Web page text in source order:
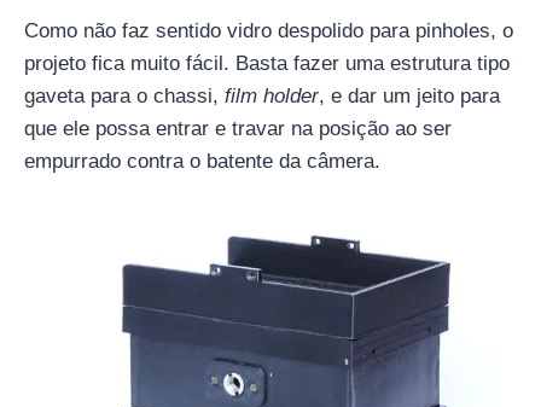
Como não faz sentido vidro despolido para pinholes, o
projeto fica muito fácil. Basta fazer uma estrutura tipo
gaveta para o chassi, film holder, e dar um jeito para
que ele possa entrar e travar na posição ao ser
empurrado contra o batente da câmera.